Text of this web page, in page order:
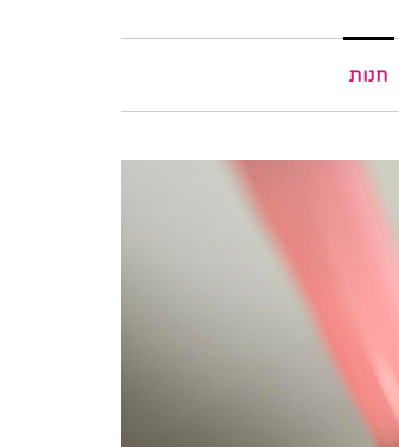
חנות